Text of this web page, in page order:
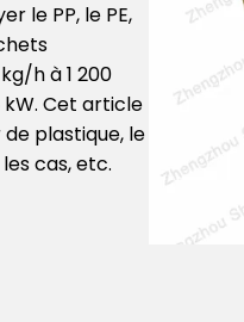
le PP, le PE,
h à 1 200
Cet article
plastique, le
cas, etc.